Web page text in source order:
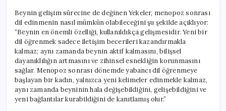
Beynin gelişim sürecine de değinen Yekeler, menopoz sonrası
dil edinmenin nasıl mümkün olabileceğini şu şekilde açıklıyor:
“Beynin en önemli özelliği, kullanıldıkça gelişmesidir. Yeni bir
dil öğrenmek sadece iletişim becerileri kazandırmakla
kalmaz; aynı zamanda beynin aktif kalmasını, bilişsel
dayanıklılığın artmasını ve zihinsel esnekliğin korunmasını
sağlar. Menopoz sonrası dönemde yabancı dil öğrenmeye
başlayan bir kadın, yalnızca yeni kelimeler edinmekle kalmaz,
aynı zamanda beyninin hala değişebildiğini, gelişebildiğini ve
yeni bağlantılar kurabildiğini de kanıtlamış olur.”